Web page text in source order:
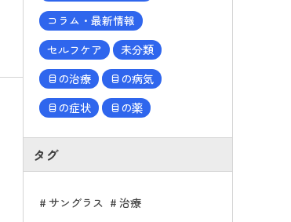
コラム・最新情報
セルフケア
未分類
目の治療
目の病気
目の症状
目の薬
タグ
サングラス
治療